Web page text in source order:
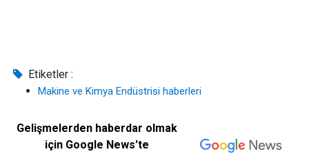
Etiketler :
Makine ve Kimya Endüstrisi haberleri
Gelişmelerden haberdar olmak
için Google News'te